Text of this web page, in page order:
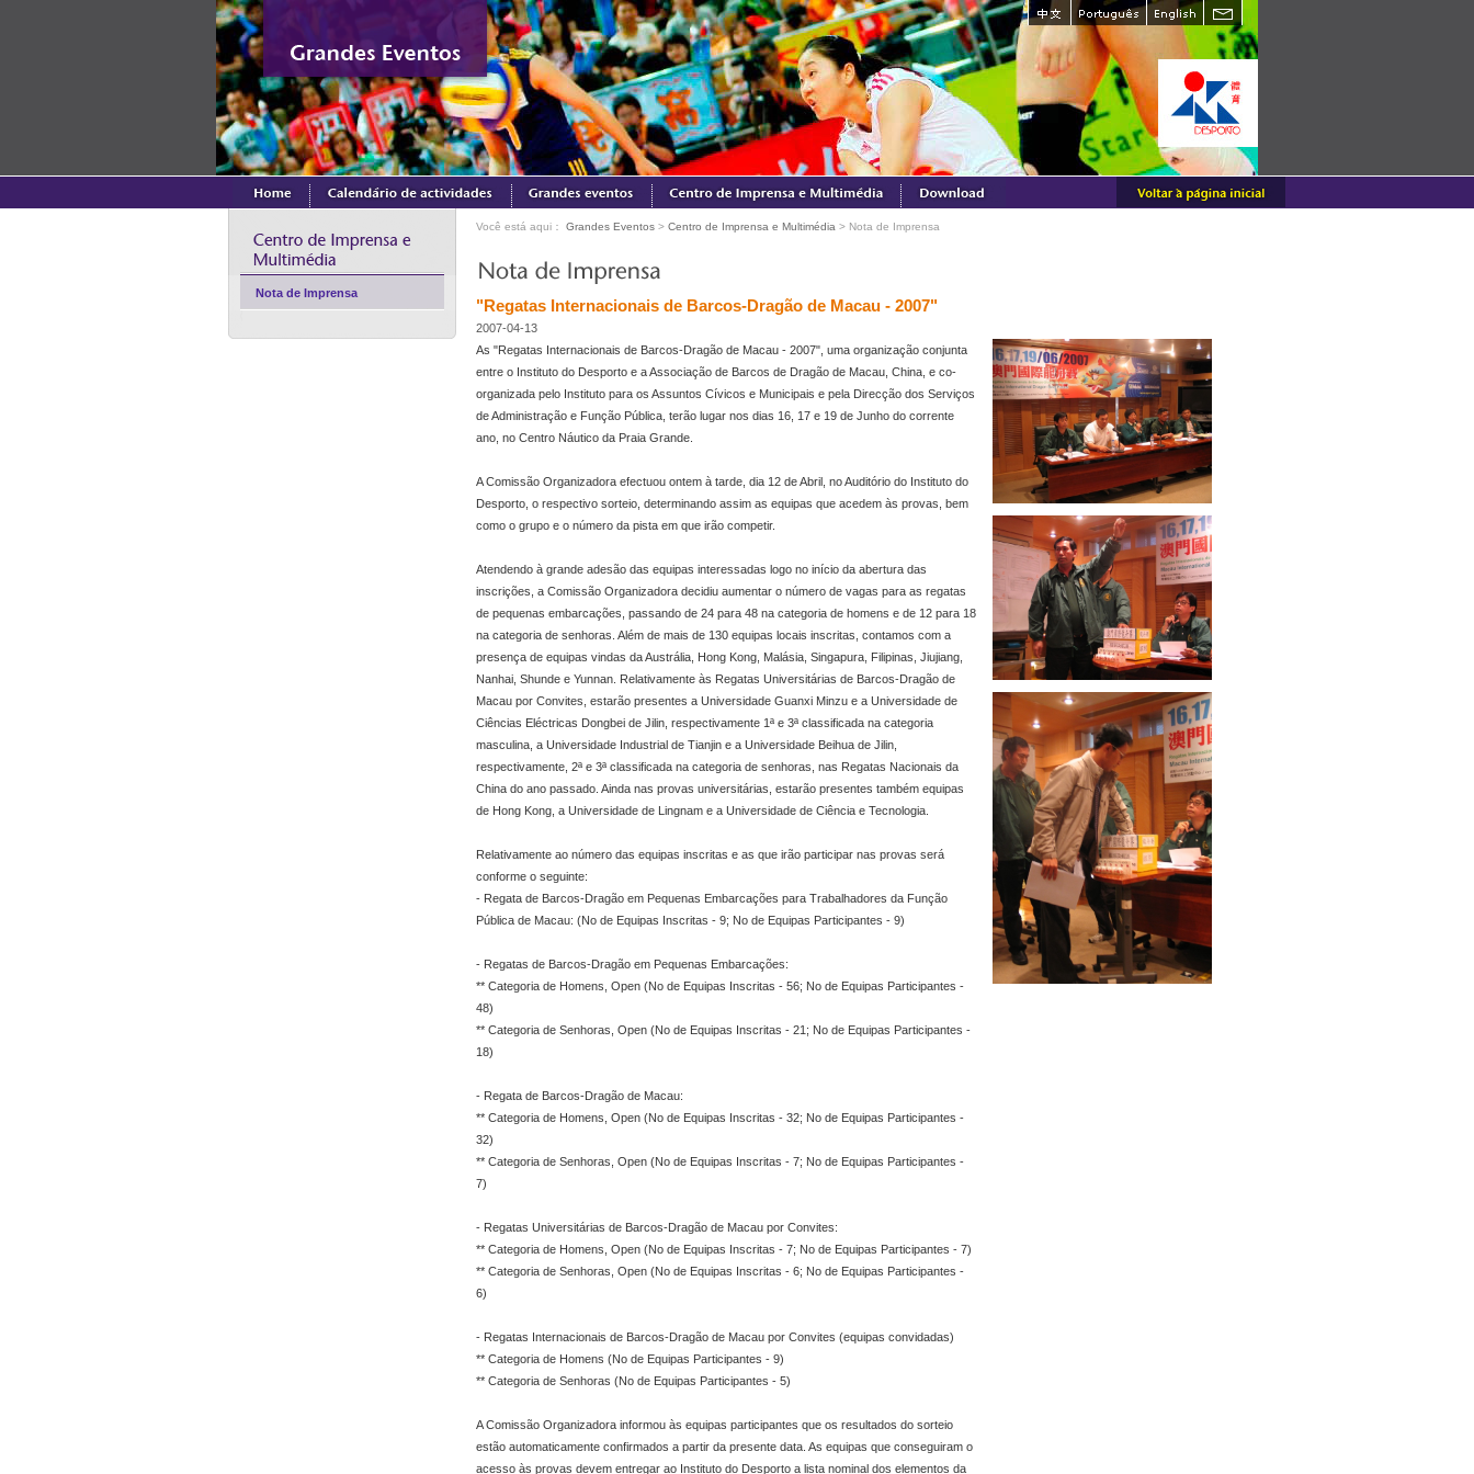
Nota de Imprensa
Você está aqui： Grandes Eventos > Centro de Imprensa e Multimédia > Nota de Imprensa
"Regatas Internacionais de Barcos-Dragão de Macau - 2007"
2007-04-13
As "Regatas Internacionais de Barcos-Dragão de Macau - 2007", uma organização conjunta
entre o Instituto do Desporto e a Associação de Barcos de Dragão de Macau, China, e co-
organizada pelo Instituto para os Assuntos Cívicos e Municipais e pela Direcção dos Serviços
de Administração e Função Pública, terão lugar nos dias 16, 17 e 19 de Junho do corrente
ano, no Centro Náutico da Praia Grande.
A Comissão Organizadora efectuou ontem à tarde, dia 12 de Abril, no Auditório do Instituto do
Desporto, o respectivo sorteio, determinando assim as equipas que acedem às provas, bem
como o grupo e o número da pista em que irão competir.
Atendendo à grande adesão das equipas interessadas logo no início da abertura das
inscrições, a Comissão Organizadora decidiu aumentar o número de vagas para as regatas
de pequenas embarcações, passando de 24 para 48 na categoria de homens e de 12 para 18
na categoria de senhoras. Além de mais de 130 equipas locais inscritas, contamos com a
presença de equipas vindas da Austrália, Hong Kong, Malásia, Singapura, Filipinas, Jiujiang,
Nanhai, Shunde e Yunnan. Relativamente às Regatas Universitárias de Barcos-Dragão de
Macau por Convites, estarão presentes a Universidade Guanxi Minzu e a Universidade de
Ciências Eléctricas Dongbei de Jilin, respectivamente 1ª e 3ª classificada na categoria
masculina, a Universidade Industrial de Tianjin e a Universidade Beihua de Jilin,
respectivamente, 2ª e 3ª classificada na categoria de senhoras, nas Regatas Nacionais da
China do ano passado. Ainda nas provas universitárias, estarão presentes também equipas
de Hong Kong, a Universidade de Lingnam e a Universidade de Ciência e Tecnologia.
Relativamente ao número das equipas inscritas e as que irão participar nas provas será
conforme o seguinte:
- Regata de Barcos-Dragão em Pequenas Embarcações para Trabalhadores da Função
Pública de Macau: (No de Equipas Inscritas - 9; No de Equipas Participantes - 9)
- Regatas de Barcos-Dragão em Pequenas Embarcações:
** Categoria de Homens, Open (No de Equipas Inscritas - 56; No de Equipas Participantes -
48)
** Categoria de Senhoras, Open (No de Equipas Inscritas - 21; No de Equipas Participantes -
18)
- Regata de Barcos-Dragão de Macau:
** Categoria de Homens, Open (No de Equipas Inscritas - 32; No de Equipas Participantes -
32)
** Categoria de Senhoras, Open (No de Equipas Inscritas - 7; No de Equipas Participantes -
7)
- Regatas Universitárias de Barcos-Dragão de Macau por Convites:
** Categoria de Homens, Open (No de Equipas Inscritas - 7; No de Equipas Participantes - 7)
** Categoria de Senhoras, Open (No de Equipas Inscritas - 6; No de Equipas Participantes -
6)
- Regatas Internacionais de Barcos-Dragão de Macau por Convites (equipas convidadas)
** Categoria de Homens (No de Equipas Participantes - 9)
** Categoria de Senhoras (No de Equipas Participantes - 5)
A Comissão Organizadora informou às equipas participantes que os resultados do sorteio
estão automaticamente confirmados a partir da presente data. As equipas que conseguiram o
acesso às provas devem entregar ao Instituto do Desporto a lista nominal dos elementos da